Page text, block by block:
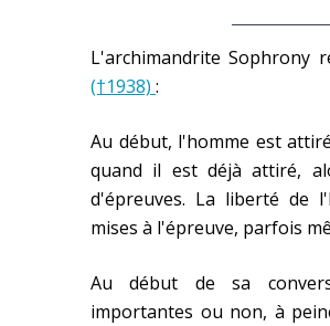
L'archimandrite Sophrony
(†1938) :
Au début, l'homme est
quand il est déjà attiré,
d'épreuves. La liberté de
mises à l'épreuve, parfois
Au début de sa
importantes ou non, à